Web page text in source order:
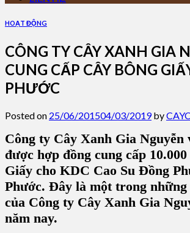
HOẠT ĐỘNG
CÔNG TY CÂY XANH GIA
CUNG CẤP CÂY BÔNG
PHƯỚC
Posted on 25/06/201504/03/2019by
Công ty Cây Xanh Gia Nguyễn
được hợp đồng cung cấp
Giấy cho KDC Cao Su Đồng
Phước. Đây là một trong những
của Công ty Cây Xanh Gia
năm nay.